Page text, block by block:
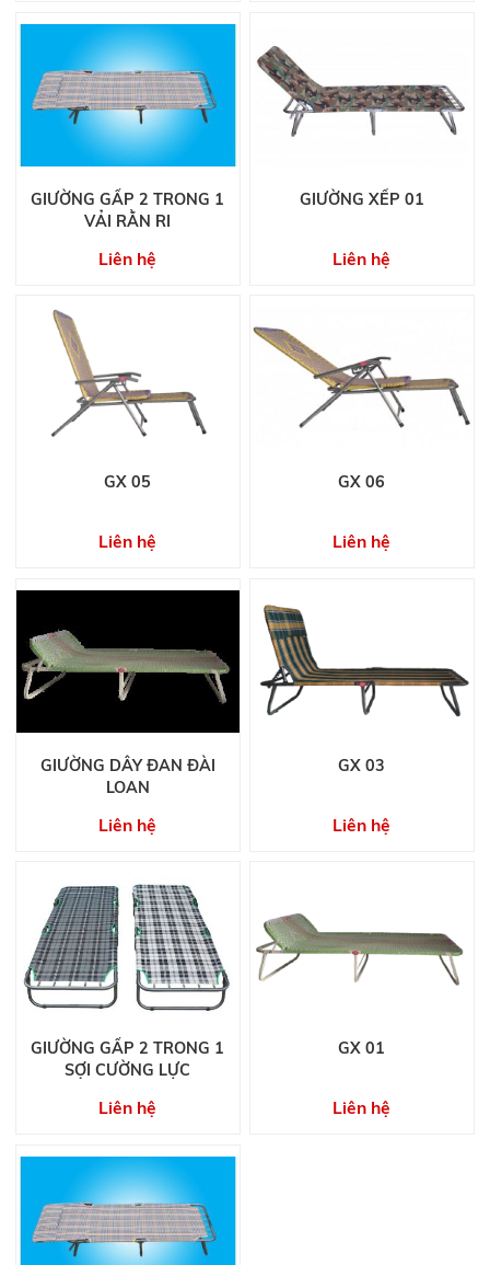
GIƯỜNG GẤP 2 TRONG 1
VẢI RẰN RI
Liên hệ
GIƯỜNG XẾP 01
Liên hệ
GX 05
Liên hệ
GX 06
Liên hệ
GIƯỜNG DÂY ĐAN ĐÀI
LOAN
Liên hệ
GX 03
Liên hệ
GIƯỜNG GẤP 2 TRONG 1
SỢI CƯỜNG LỰC
Liên hệ
GX 01
Liên hệ